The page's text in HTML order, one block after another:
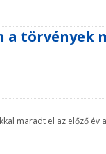
a törvények
maradt el az előző év